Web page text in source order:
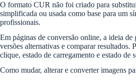
O formato CUR não foi criado para
simplificada ou usada como base para um
profissionais.
Em páginas de conversão online, a ideia
versões alternativas e comparar
clique, estado de carregamento e estado de
Como mudar, alterar e converter imagens